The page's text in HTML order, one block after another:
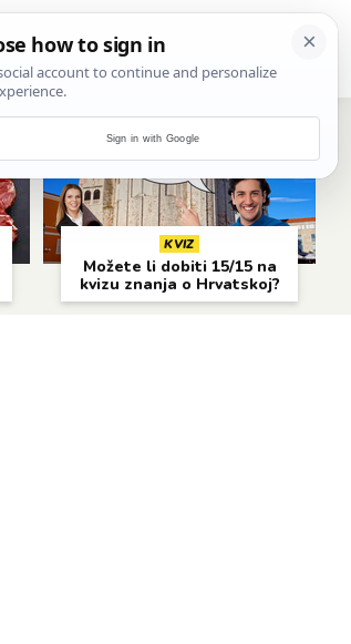
woot?!
KVIZ
Možete li dobiti 15/15 na
kvizu znanja o Hrvatskoj?
Sign in with Google